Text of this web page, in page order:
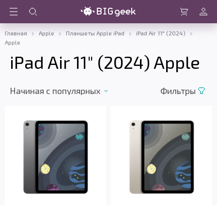
Войти
Главная Apple Планшеты Apple iPad
iPad Air 11" (2024)
Apple
iPad Air 11" (2024) Apple
Начиная c популярных Фильтры